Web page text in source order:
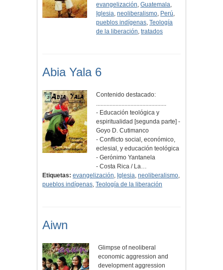
evangelización,Guatemala,
Iglesia,neoliberalismo, Perú,
pueblos indígenas,Teología
de la liberación,tratados
Abia Yala 6
Contenido destacado:
...............................................
- Educación teológica y
espiritualidad [segunda parte] -
Goyo D. Cutimanco
- Conflicto social, económico,
eclesial, y educación teológica
- Gerónimo Yantanela
- Costa Rica / La…
Etiquetas: evangelización, Iglesia, neoliberalismo,
pueblos indígenas, Teología de la liberación
Aiwn
Glimpse of neoliberal
economic aggression and
development aggression